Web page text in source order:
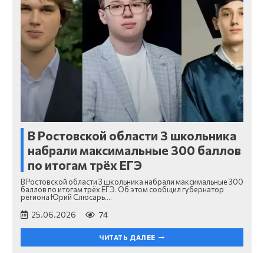
В Ростовской области 3 школьника
набрали максимальные 300 баллов
по итогам трёх ЕГЭ
В Ростовской области 3 школьника набрали максимальные 300
баллов по итогам трёх ЕГЭ. Об этом сообщил губернатор
региона Юрий Слюсарь.…
25.06.2026 74
ЧИТАТЬ ДАЛЕЕ